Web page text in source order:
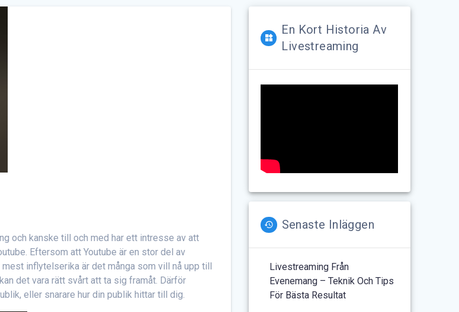
och kanske till och med har ett intresse av att
Eftersom att Youtube är en stor del av
inflytelserika är det många som vill nå upp till
det vara rätt svårt att ta sig framåt. Därför
eller snarare hur din publik hittar till dig.
En Kort Historia Av
Livestreaming
Senaste Inläggen
Livestreaming Från
Evenemang – Teknik Och Tips
För Bästa Resultat